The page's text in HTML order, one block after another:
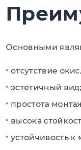
Основными
отсутствие
эстетичный вид;
простота
высока
устойчивость